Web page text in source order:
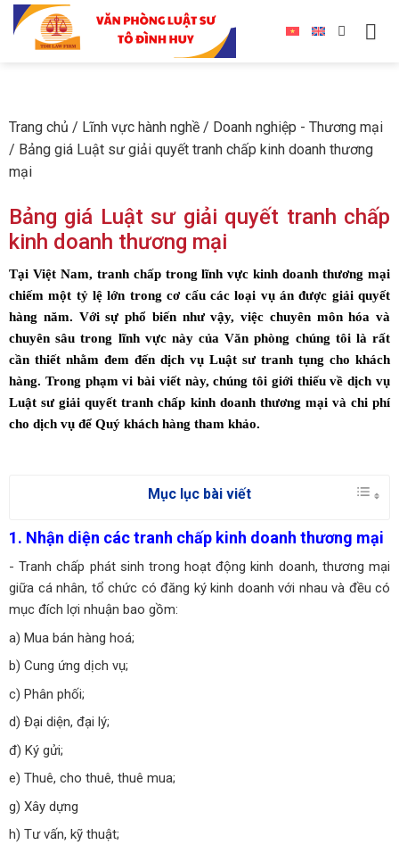
Trang chủ / Lĩnh vực hành nghề / Doanh nghiệp - Thương mại
/ Bảng giá Luật sư giải quyết tranh chấp kinh doanh thương
mại
Bảng giá Luật sư giải quyết tranh chấp
kinh doanh thương mại
Tại Việt Nam, tranh chấp trong lĩnh vực kinh doanh thương mại
chiếm một tỷ lệ lớn trong cơ cấu các loại vụ án được giải quyết
hàng năm. Với sự phổ biến như vậy, việc chuyên môn hóa và
chuyên sâu trong lĩnh vực này của Văn phòng chúng tôi là rất
cần thiết nhằm đem đến dịch vụ Luật sư tranh tụng cho khách
hàng. Trong phạm vi bài viết này, chúng tôi giới thiếu về dịch vụ
Luật sư giải quyết tranh chấp kinh doanh thương mại và chi phí
cho dịch vụ để Quý khách hàng tham khảo.
Mục lục bài viết
1. Nhận diện các tranh chấp kinh doanh thương mại
- Tranh chấp phát sinh trong hoạt động kinh doanh, thương mại
giữa cá nhân, tổ chức có đăng ký kinh doanh với nhau và đều có
mục đích lợi nhuận bao gồm:
a) Mua bán hàng hoá;
b) Cung ứng dịch vụ;
c) Phân phối;
d) Đại diện, đại lý;
đ) Ký gửi;
e) Thuê, cho thuê, thuê mua;
g) Xây dựng
h) Tư vấn, kỹ thuật;